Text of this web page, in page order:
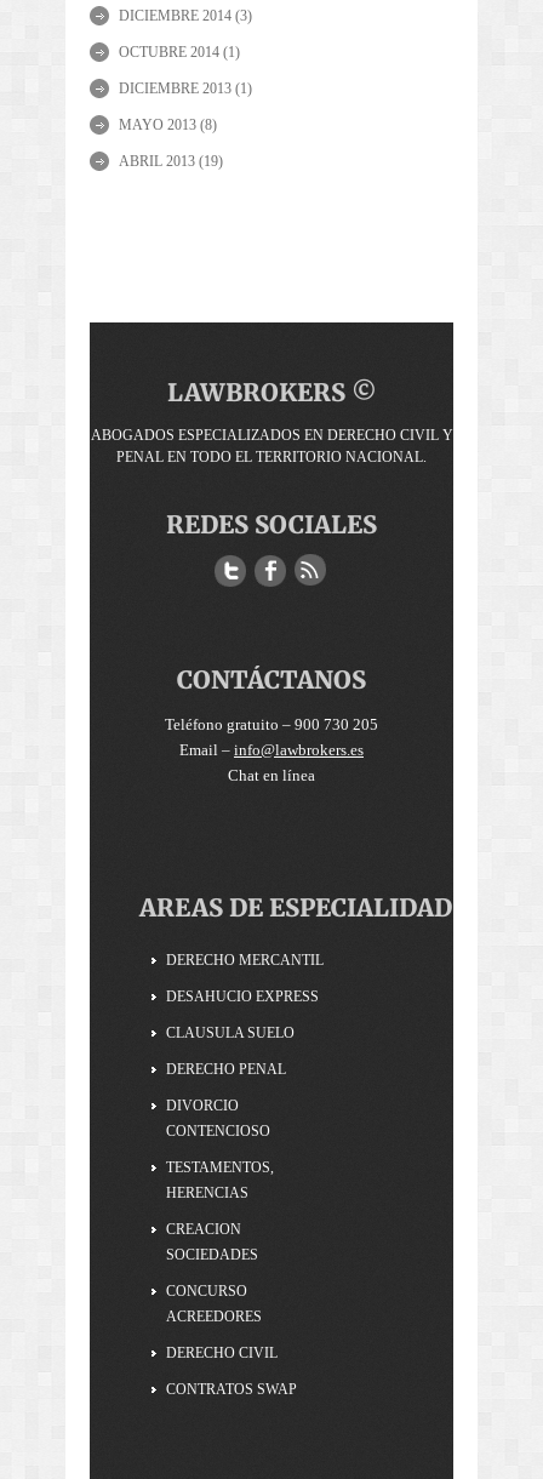
DICIEMBRE 2014 (3)
OCTUBRE 2014 (1)
DICIEMBRE 2013 (1)
MAYO 2013 (8)
ABRIL 2013 (19)
LAWBROKERS ©
ABOGADOS ESPECIALIZADOS EN DERECHO CIVIL Y
PENAL EN TODO EL TERRITORIO NACIONAL.
REDES SOCIALES
CONTÁCTANOS
Teléfono gratuito – 900 730 205
Email – info@lawbrokers.es
Chat en línea
AREAS DE ESPECIALIDAD
DERECHO MERCANTIL
DESAHUCIO EXPRESS
CLAUSULA SUELO
DERECHO PENAL
DIVORCIO
CONTENCIOSO
TESTAMENTOS,
HERENCIAS
CREACION
SOCIEDADES
CONCURSO
ACREEDORES
DERECHO CIVIL
CONTRATOS SWAP